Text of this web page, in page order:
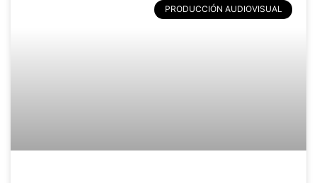
PRODUCCIÓN AUDIOVISUAL